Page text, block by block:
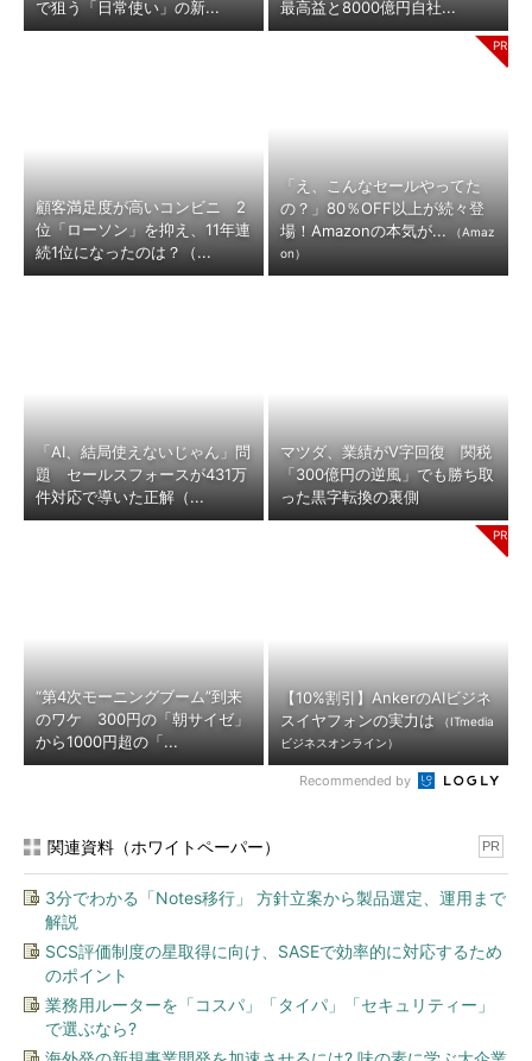
で狙う「日常使い」の新...
最高益と8000億円自社...
顧客満足度が高いコンビニ 2
位「ローソン」を抑え、11年連
続1位になったのは？（...
「え、こんなセールやってた
の？」80％OFF以上が続々登
場！Amazonの本気が...
（Amaz
on）
「AI、結局使えないじゃん」問
題 セールスフォースが431万
件対応で導いた正解（...
マツダ、業績がV字回復 関税
「300億円の逆風」でも勝ち取
った黒字転換の裏側
“第4次モーニングブーム”到来
のワケ 300円の「朝サイゼ」
から1000円超の「...
【10%割引】AnkerのAIビジネ
スイヤフォンの実力は
（ITmedia
ビジネスオンライン）
Recommended by
関連資料（ホワイトペーパー） PR
3分でわかる「Notes移行」 方針立案から製品選定、運用まで
解説
SCS評価制度の星取得に向け、SASEで効率的に対応するため
のポイント
業務用ルーターを「コスパ」「タイパ」「セキュリティー」
で選ぶなら?